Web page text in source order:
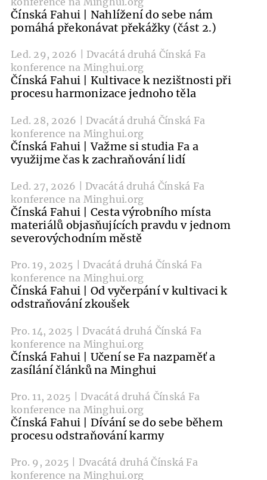
Čínská Fahui | Nahlížení do sebe nám
pomáhá překonávat překážky (část 2.)
Led. 29, 2026 | Dvacátá druhá Čínská Fa
konference na Minghui.org
Čínská Fahui | Kultivace k nezištnosti při
procesu harmonizace jednoho těla
Led. 28, 2026 | Dvacátá druhá Čínská Fa
konference na Minghui.org
Čínská Fahui | Važme si studia Fa a
využijme čas k zachraňování lidí
Led. 27, 2026 | Dvacátá druhá Čínská Fa
konference na Minghui.org
Čínská Fahui | Cesta výrobního místa
materiálů objasňujících pravdu v jednom
severovýchodním městě
Pro. 19, 2025 | Dvacátá druhá Čínská Fa
konference na Minghui.org
Čínská Fahui | Od vyčerpání v kultivaci k
odstraňování zkoušek
Pro. 14, 2025 | Dvacátá druhá Čínská Fa
konference na Minghui.org
Čínská Fahui | Učení se Fa nazpaměť a
zasílání článků na Minghui
Pro. 11, 2025 | Dvacátá druhá Čínská Fa
konference na Minghui.org
Čínská Fahui | Dívání se do sebe během
procesu odstraňování karmy
Pro. 9, 2025 | Dvacátá druhá Čínská Fa
konference na Minghui.org